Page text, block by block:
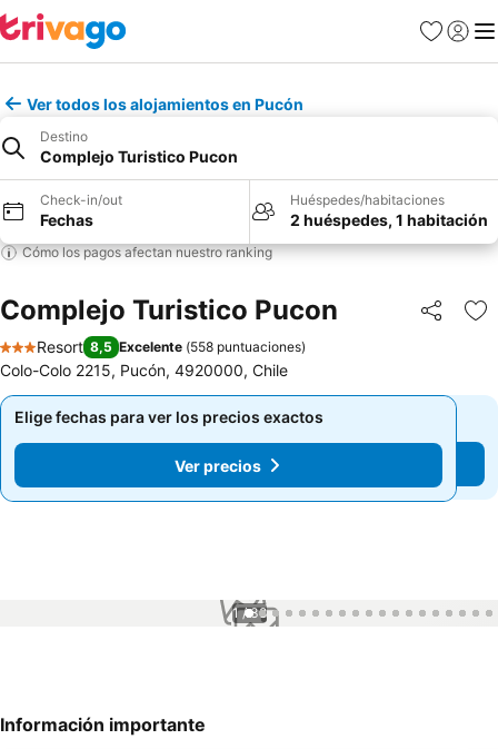
Favoritos
Iniciar
Ver todos los alojamientos en Pucón
Destino
Complejo Turistico Pucon
Check-in/out
Fechas
Huéspedes/habitaciones
2 huéspedes, 1 habitación
Cómo los pagos afectan nuestro ranking
Complejo Turistico Pucon Compartir
3 Estrellas
Resort 8,5 Excelente (558 puntuaciones)
Colo-Colo 2215, Pucón, 4920000, Chile
Elige fechas para ver los precios exactos
Ver precios
Elige fechas para ver los precios exactos
Ver precios
1 / 38
Información importante